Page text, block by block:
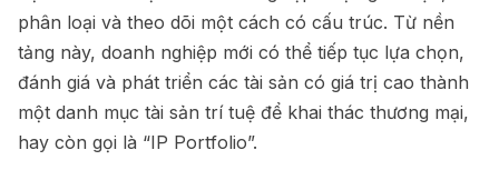
phân loại và theo dõi một cách có cấu trúc. Từ nền
tảng này, doanh nghiệp mới có thể tiếp tục lựa chọn,
đánh giá và phát triển các tài sản có giá trị cao thành
một danh mục tài sản trí tuệ để khai thác thương mại,
hay còn gọi là “IP Portfolio”.